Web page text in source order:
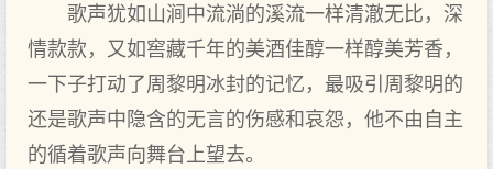
歌声犹如山涧中流淌的溪流一样清澈无比，深
情款款，又如窖藏千年的美酒佳醇一样醇美芳香，
一下子打动了周黎明冰封的记忆，最吸引周黎明的
还是歌声中隐含的无言的伤感和哀怨，他不由自主
的循着歌声向舞台上望去。